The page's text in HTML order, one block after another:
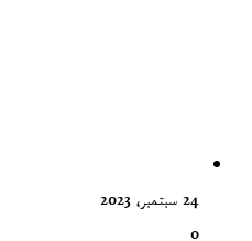
24 سبتمبر، 2023